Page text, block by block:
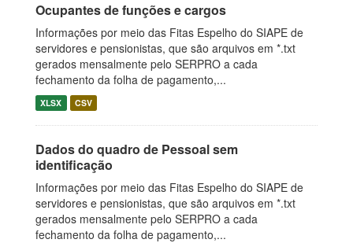
Ocupantes de funções e cargos
Informações por meio das Fitas Espelho do SIAPE de
servidores e pensionistas, que são arquivos em *.txt
gerados mensalmente pelo SERPRO a cada
fechamento da folha de pagamento,...
XLSX CSV
Dados do quadro de Pessoal sem
identificação
Informações por meio das Fitas Espelho do SIAPE de
servidores e pensionistas, que são arquivos em *.txt
gerados mensalmente pelo SERPRO a cada
fechamento da folha de pagamento,...